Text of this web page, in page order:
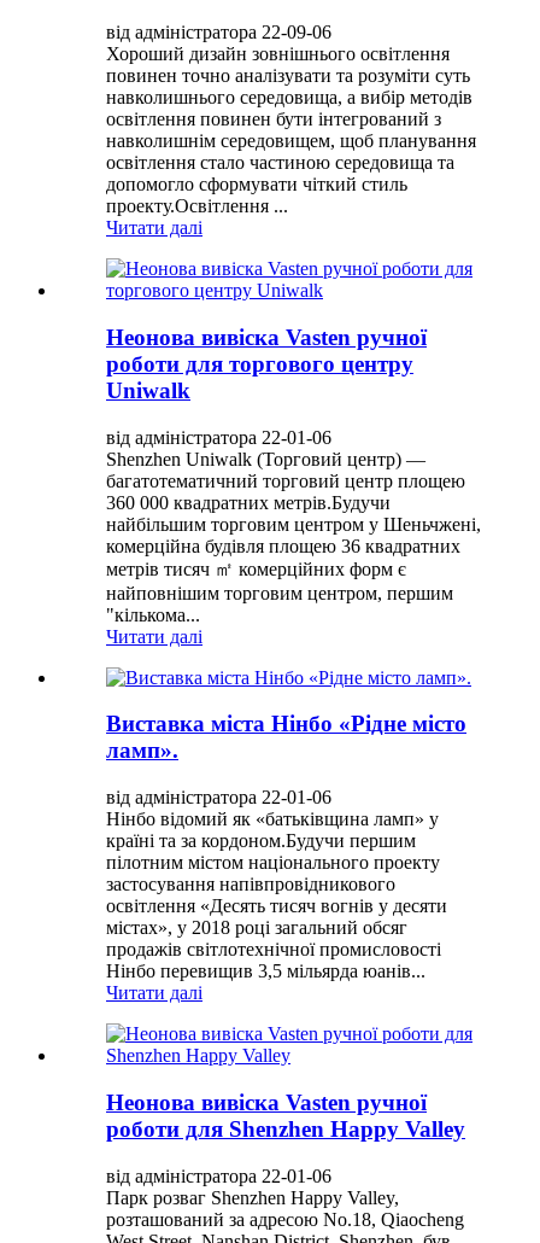
від адміністратора 22-09-06
Хороший дизайн зовнішнього освітлення
повинен точно аналізувати та розуміти суть
навколишнього середовища, а вибір методів
освітлення повинен бути інтегрований з
навколишнім середовищем, щоб планування
освітлення стало частиною середовища та
допомогло сформувати чіткий стиль
проекту.Освітлення ...
Читати далі
Неонова вивіска Vasten ручної
роботи для торгового центру
Uniwalk
від адміністратора 22-01-06
Shenzhen Uniwalk (Торговий центр) —
багатотематичний торговий центр площею
360 000 квадратних метрів.Будучи
найбільшим торговим центром у Шеньчжені,
комерційна будівля площею 36 квадратних
метрів тисяч ㎡ комерційних форм є
найповнішим торговим центром, першим
"кількома...
Читати далі
Виставка міста Нінбо «Рідне місто
ламп».
від адміністратора 22-01-06
Нінбо відомий як «батьківщина ламп» у
країні та за кордоном.Будучи першим
пілотним містом національного проекту
застосування напівпровідникового
освітлення «Десять тисяч вогнів у десяти
містах», у 2018 році загальний обсяг
продажів світлотехнічної промисловості
Нінбо перевищив 3,5 мільярда юанів...
Читати далі
Неонова вивіска Vasten ручної
роботи для Shenzhen Happy Valley
від адміністратора 22-01-06
Парк розваг Shenzhen Happy Valley,
розташований за адресою No.18, Qiaocheng